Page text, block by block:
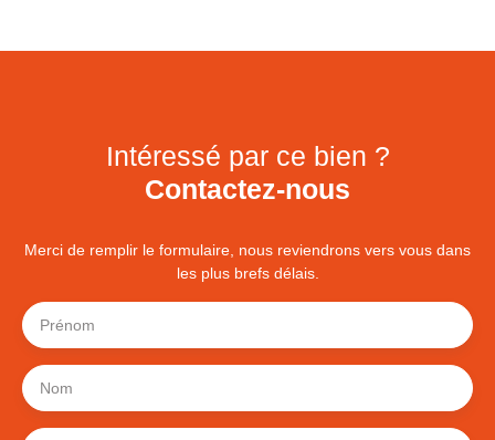
Intéressé par ce bien ?
Contactez-nous
Merci de remplir le formulaire, nous reviendrons vers vous dans
les plus brefs délais.
Prénom
Nom